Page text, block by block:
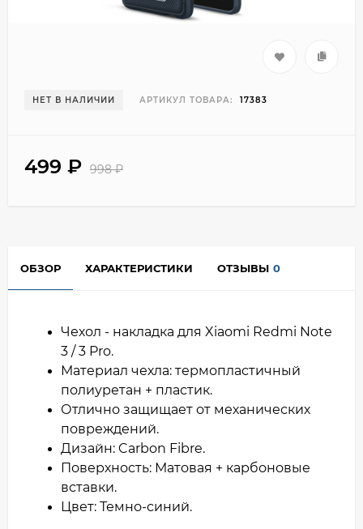
НЕТ В НАЛИЧИИ АРТИКУЛ ТОВАРА: 17383
499 ₽ 998₽
ОБЗОР ХАРАКТЕРИСТИКИ ОТЗЫВЫ 0
Чехол - накладка для Xiaomi Redmi Note
3 / 3 Pro.
Материал чехла: термопластичный
полиуретан + пластик.
Отлично защищает от механических
повреждений.
Дизайн: Carbon Fibre.
Поверхность: Матовая + карбоновые
вставки.
Цвет: Темно-синий.